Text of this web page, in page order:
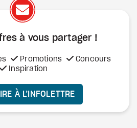
à vous partager !
Promotions
Concours
Inspiration
À L’INFOLETTRE